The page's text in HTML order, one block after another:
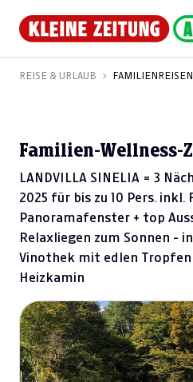
REISE & URLAUB FAMILIENREISEN
Familien-Wellness-
LANDVILLA SINELIA = 3
2025 für bis zu 10 Pers. inkl.
Panoramafenster + top
Relaxliegen zum Sonnen -
Vinothek mit edlen Tropfen
Heizkamin